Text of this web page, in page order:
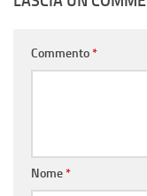
Commento*
Nome*